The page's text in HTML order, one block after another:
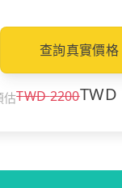
查詢真實價格
估TWD2200TWD